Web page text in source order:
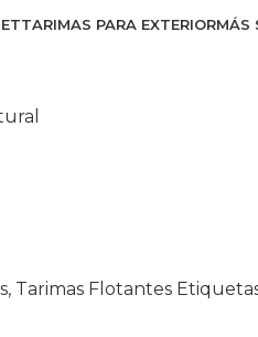
TARIMAS PARA EXTERIORMÁS
, Tarimas Flotantes